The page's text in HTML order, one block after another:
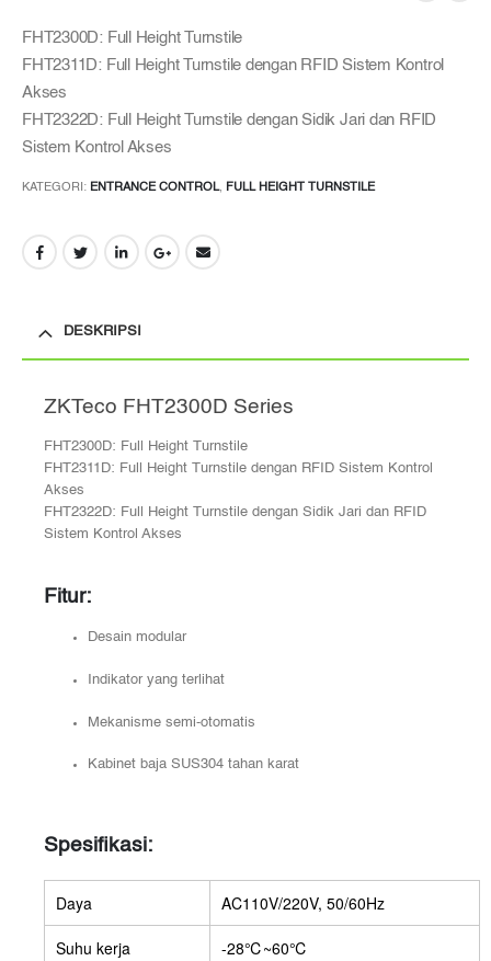
FHT2300D: Full Height Turnstile
FHT2311D: Full Height Turnstile dengan RFID Sistem Kontrol
Akses
FHT2322D: Full Height Turnstile dengan Sidik Jari dan RFID
Sistem Kontrol Akses
KATEGORI: ENTRANCE CONTROL, FULL HEIGHT TURNSTILE
DESKRIPSI
ZKTeco FHT2300D Series
FHT2300D: Full Height Turnstile
FHT2311D: Full Height Turnstile dengan RFID Sistem Kontrol
Akses
FHT2322D: Full Height Turnstile dengan Sidik Jari dan RFID
Sistem Kontrol Akses
Fitur:
Desain modular
Indikator yang terlihat
Mekanisme semi-otomatis
Kabinet baja SUS304 tahan karat
Spesifikasi:
Daya AC110V/220V, 50/60Hz
Suhu kerja -28℃~60℃